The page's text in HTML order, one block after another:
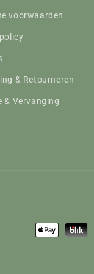
voorwaarden
& Retourneren
& Vervanging